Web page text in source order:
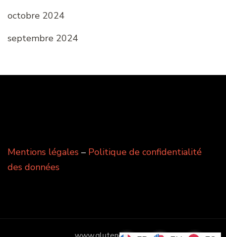
octobre 2024
septembre 2024
Mentions légales – Politique de confidentialité
des données